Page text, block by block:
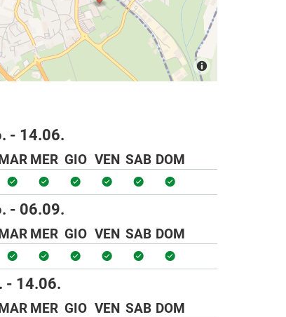
- 14.06.
MER GIO VEN SAB DOM
- 06.09.
MER GIO VEN SAB DOM
- 14.06.
MER GIO VEN SAB DOM